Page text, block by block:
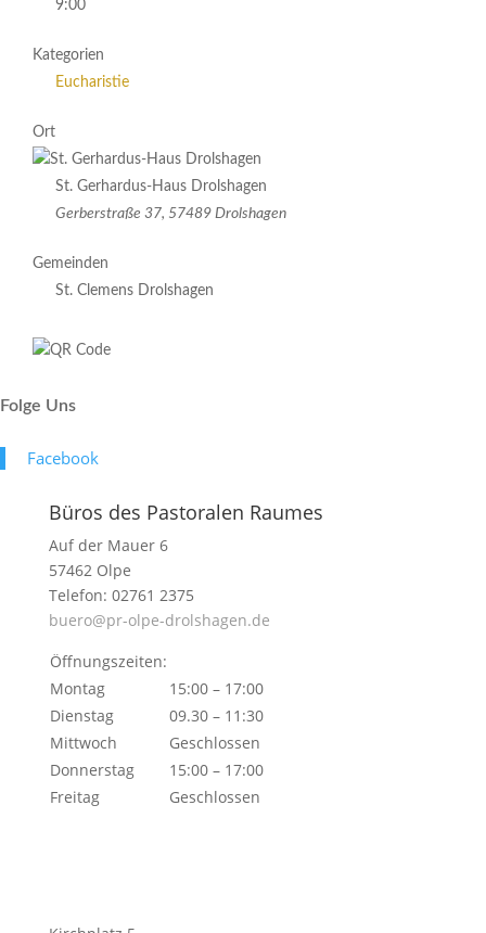
9:00
Kategorien
Eucharistie
Ort
St. Gerhardus-Haus Drolshagen
Gerberstraße 37, 57489 Drolshagen
Gemeinden
St. Clemens Drolshagen
Folge Uns
Face­book
Büros des Pastoralen Raumes
Auf der Mauer 6
57462 Olpe
Telefon: 02761 2375
buero@pr-olpe-drolshagen.de
Öffnungszeiten:
Montag
15:00 – 17:00
Dienstag
09.30 – 11:30
Mittwoch
Geschlossen
Donnerstag
15:00 – 17:00
Freitag
Geschlossen